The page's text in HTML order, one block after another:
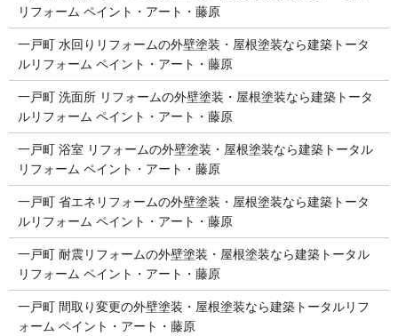
リフォーム ペイント・アート・藤原
一戸町 水回りリフォームの外壁塗装・屋根塗装なら建築トータ
ルリフォーム ペイント・アート・藤原
一戸町 洗面所 リフォームの外壁塗装・屋根塗装なら建築トータ
ルリフォーム ペイント・アート・藤原
一戸町 浴室 リフォームの外壁塗装・屋根塗装なら建築トータル
リフォーム ペイント・アート・藤原
一戸町 省エネリフォームの外壁塗装・屋根塗装なら建築トータ
ルリフォーム ペイント・アート・藤原
一戸町 耐震リフォームの外壁塗装・屋根塗装なら建築トータル
リフォーム ペイント・アート・藤原
一戸町 間取り変更の外壁塗装・屋根塗装なら建築トータルリフ
ォーム ペイント・アート・藤原